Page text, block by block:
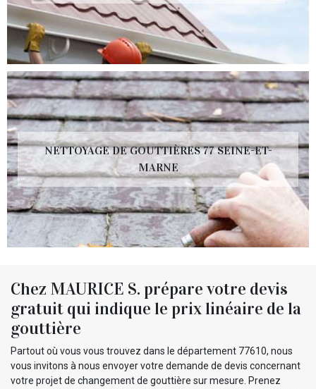
NETTOYAGE DE GOUTTIÈRES 77 SEINE-ET-
MARNE
Chez MAURICE S. prépare votre devis
gratuit qui indique le prix linéaire de la
gouttière
Partout où vous vous trouvez dans le département 77610, nous
vous invitons à nous envoyer votre demande de devis concernant
votre projet de changement de gouttière sur mesure. Prenez